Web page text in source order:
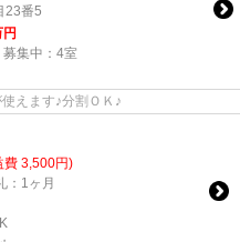
23番5
集中： 4室
えます♪分割ＯＫ♪
費 3,500円)
：1ヶ月